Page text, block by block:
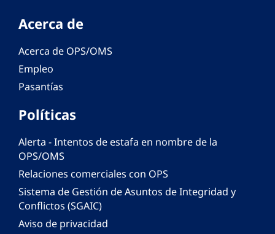
Acerca de
Acerca de OPS/OMS
Empleo
Pasantías
Políticas
Alerta - Intentos de estafa en nombre de la
OPS/OMS
Relaciones comerciales con OPS
Sistema de Gestión de Asuntos de Integridad y
Conflictos (SGAIC)
Aviso de privacidad